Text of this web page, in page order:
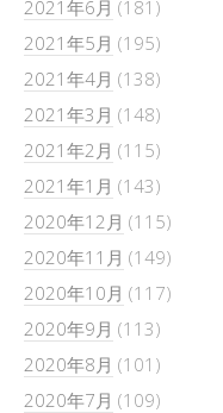
2021年6月 (181)
2021年5月 (195)
2021年4月 (138)
2021年3月 (148)
2021年2月 (115)
2021年1月 (143)
2020年12月 (115)
2020年11月 (149)
2020年10月 (117)
2020年9月 (113)
2020年8月 (101)
2020年7月 (109)